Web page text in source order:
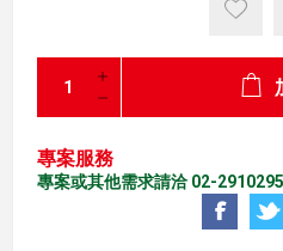
專案服務
專案或其他需求請洽 02-